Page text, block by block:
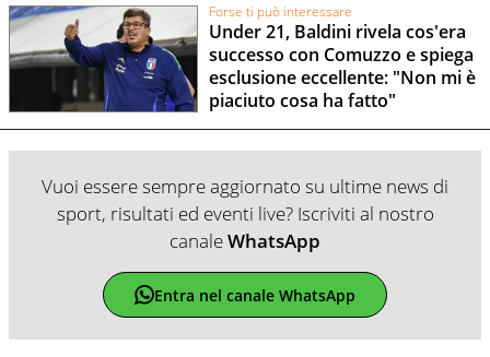
Forse ti può interessare
Under 21, Baldini rivela cos'era
successo con Comuzzo e spiega
esclusione eccellente: "Non mi è
piaciuto cosa ha fatto"
Vuoi essere sempre aggiornato su ultime news di
sport, risultati ed eventi live? Iscriviti al nostro
canaleWhatsApp
Entra nel canale WhatsApp